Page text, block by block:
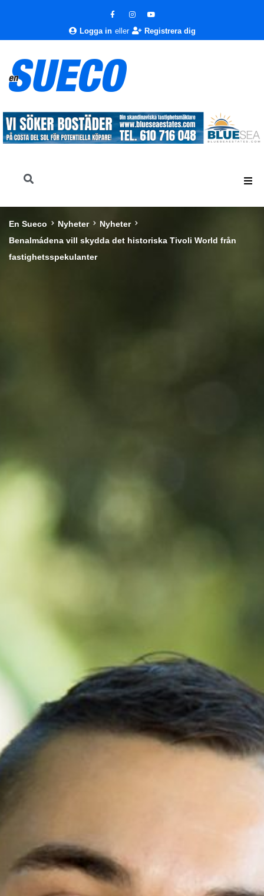
Logga in eller Registrera dig
En Sueco Nyheter
Nyheter
Benalmádena vill skydda det historiska Tivoli World från
fastighetsspekulanter